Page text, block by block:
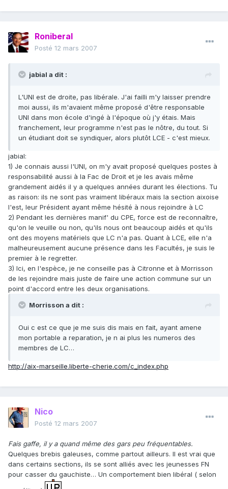
Roniberal
Posté 12 mars 2007
jabial a dit :
L'UNI est de droite, pas libérale. J'ai failli m'y laisser prendre
moi aussi, ils m'avaient même proposé d'être responsable
UNI dans mon école d'ingé à l'époque où j'y étais. Mais
franchement, leur programme n'est pas le nôtre, du tout. Si
un étudiant doit se syndiquer, alors plutôt LCE - c'est mieux.
jabial:
1) Je connais aussi l'UNI, on m'y avait proposé quelques postes à
responsabilité aussi à la Fac de Droit et je les avais même
grandement aidés il y a quelques années durant les élections. Tu
as raison: ils ne sont pas vraiment libéraux mais la section aixoise
l'est, leur Président ayant même hésité à nous rejoindre à LC
2) Pendant les dernières manif' du CPE, force est de reconnaître,
qu'on le veuille ou non, qu'ils nous ont beaucoup aidés et qu'ils
ont des moyens matériels que LC n'a pas. Quant à LCE, elle n'a
malheureusement aucune présence dans les Facultés, je suis le
premier à le regretter.
3) Ici, en l'espèce, je ne conseille pas à Citronne et à Morrisson
de les rejoindre mais juste de faire une action commune sur un
point d'accord entre les deux organisations.
Morrisson a dit :
Oui c est ce que je me suis dis mais en fait, ayant amene
mon portable a reparation, je n ai plus les numeros des
membres de LC…
http://aix-marseille.liberte-cherie.com/c_index.php
Nico
Posté 12 mars 2007
Fais gaffe, il y a quand même des gars peu fréquentables.
Quelques brebis galeuses, comme partout ailleurs. Il est vrai que
dans certains sections, ils se sont alliés avec les jeunesses FN
pour casser du gauchiste… Un comportement bien libéral ( selon